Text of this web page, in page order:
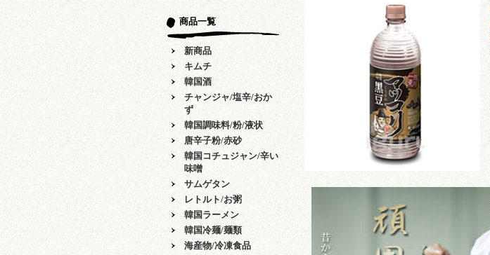
商品一覧
新商品
キムチ
韓国酒
チャンジャ/塩辛/おか
ず
韓国調味料/粉/液状
唐辛子粉/赤砂
韓国コチュジャン/辛い
味噌
サムゲタン
レトルト/お粥
韓国ラーメン
韓国冷麺/麺類
海産物/冷凍食品